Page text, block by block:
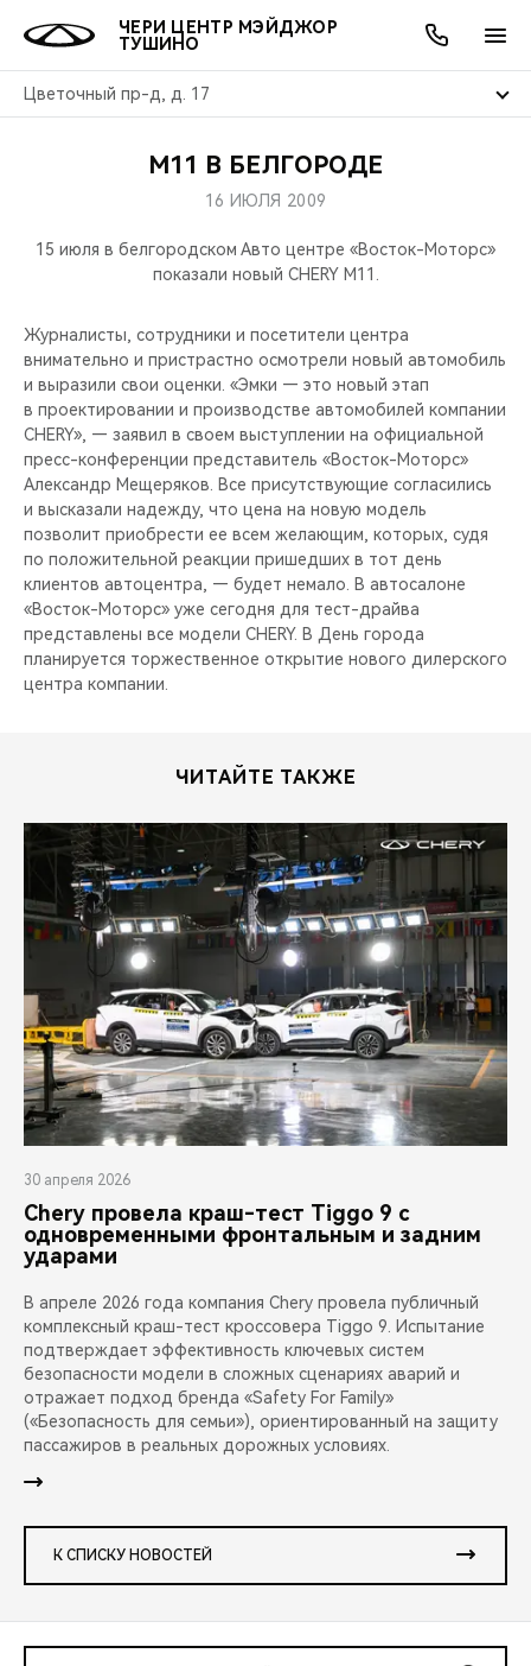
ЧЕРИ ЦЕНТР МЭЙДЖОР
ТУШИНО
Цветочный пр-д, д. 17
МОДЕЛИ
СЕДАНЫ
НОВИНКИ
ПОКУПАТЕЛЯМ
ВЛАДЕЛЬЦАМ
ПОДДЕРЖКА
CHERY CONNECT
МИР CHERY
CHERY В СОЦСЕТЯХ
ЛЮДИ CHERY
БЛАГОТВОРИТЕЛЬНОСТЬ
CHERY REMOTE
CHERY И СПОРТ
НАШИ МЕРОПРИЯТИЯ
АКЦИИ
ОНЛАЙН СЕРВИСЫ
О КОМПАНИИ
М11 В БЕЛГОРОДЕ
16 ИЮЛЯ 2009
15 июля в белгородском Авто центре «Восток-Моторс»
показали новый CHERY M11.
Журналисты, сотрудники и посетители центра
внимательно и пристрастно осмотрели новый автомобиль
и выразили свои оценки. «Эмки — это новый этап
в проектировании и производстве автомобилей компании
CHERY», — заявил в своем выступлении на официальной
пресс-конференции представитель «Восток-Моторс»
Александр Мещеряков. Все присутствующие согласились
и высказали надежду, что цена на новую модель
позволит приобрести ее всем желающим, которых, судя
по положительной реакции пришедших в тот день
клиентов автоцентра, — будет немало. В автосалоне
«Восток-Моторс» уже сегодня для тест-драйва
представлены все модели CHERY. В День города
планируется торжественное открытие нового дилерского
центра компании.
ЧИТАЙТЕ ТАКЖЕ
30 апреля 2026
Chery провела краш-тест Tiggo 9 с
одновременными фронтальным и задним
ударами
В апреле 2026 года компания Chery провела публичный
комплексный краш-тест кроссовера Tiggo 9. Испытание
подтверждает эффективность ключевых систем
безопасности модели в сложных сценариях аварий и
отражает подход бренда «Safety For Family»
(«Безопасность для семьи»), ориентированный на защиту
пассажиров в реальных дорожных условиях.
К СПИСКУ НОВОСТЕЙ